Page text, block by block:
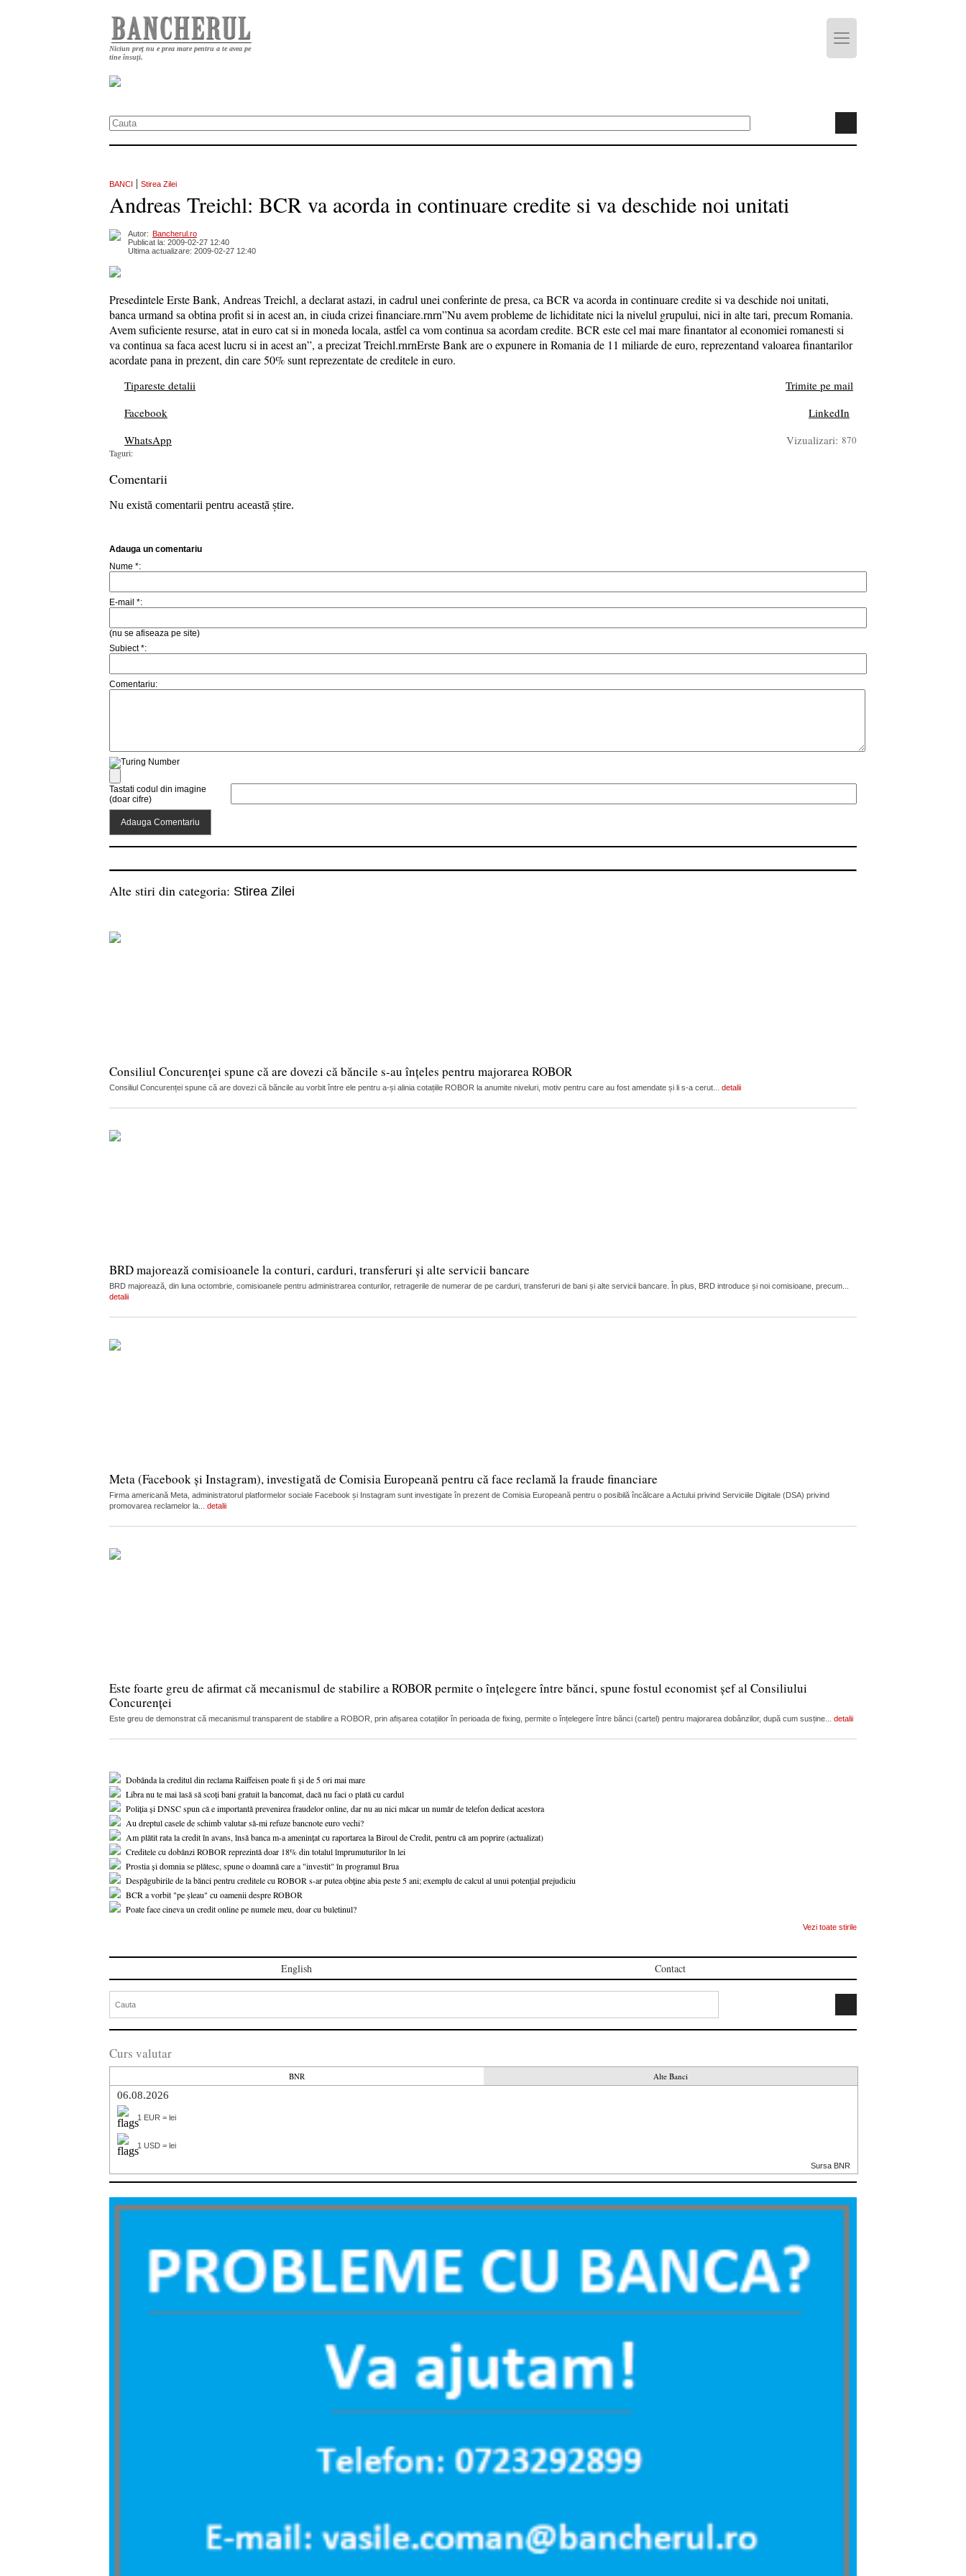
Niciun preț nu e prea mare pentru a te avea pe
tine însuți.
BANCI | Stirea Zilei
Andreas Treichl: BCR va acorda in continuare credite si va deschide noi unitati
Autor: Bancherul.ro
Publicat la: 2009-02-27 12:40
Ultima actualizare: 2009-02-27 12:40
Presedintele Erste Bank, Andreas Treichl, a declarat astazi, in cadrul unei conferinte de presa, ca BCR va acorda in continuare credite si va deschide noi unitati,
banca urmand sa obtina profit si in acest an, in ciuda crizei financiare.rnrn”Nu avem probleme de lichiditate nici la nivelul grupului, nici in alte tari, precum Romania.
Avem suficiente resurse, atat in euro cat si in moneda locala, astfel ca vom continua sa acordam credite. BCR este cel mai mare finantator al economiei romanesti si
va continua sa faca acest lucru si in acest an”, a precizat Treichl.rnrnErste Bank are o expunere in Romania de 11 miliarde de euro, reprezentand valoarea finantarilor
acordate pana in prezent, din care 50% sunt reprezentate de creditele in euro.
Tipareste detalii
Trimite pe mail
Facebook
LinkedIn
WhatsApp
Vizualizari: 870
Taguri:
Comentarii
Nu există comentarii pentru această știre.
Adauga un comentariu
Nume *:
E-mail *:
(nu se afiseaza pe site)
Subiect *:
Comentariu:
Tastati codul din imagine
(doar cifre)
Alte stiri din categoria: Stirea Zilei
Consiliul Concurenței spune că are dovezi că băncile s-au înțeles pentru majorarea ROBOR
Consiliul Concurenței spune că are dovezi că băncile au vorbit între ele pentru a-și alinia cotațiile ROBOR la anumite niveluri, motiv pentru care au fost amendate și li s-a cerut... detalii
BRD majorează comisioanele la conturi, carduri, transferuri și alte servicii bancare
BRD majorează, din luna octombrie, comisioanele pentru administrarea conturilor, retragerile de numerar de pe carduri, transferuri de bani și alte servicii bancare. În plus, BRD introduce și noi comisioane, precum...
detalii
Meta (Facebook și Instagram), investigată de Comisia Europeană pentru că face reclamă la fraude financiare
Firma americană Meta, administratorul platformelor sociale Facebook și Instagram sunt investigate în prezent de Comisia Europeană pentru o posibilă încălcare a Actului privind Serviciile Digitale (DSA) privind
promovarea reclamelor la... detalii
Este foarte greu de afirmat că mecanismul de stabilire a ROBOR permite o înțelegere între bănci, spune fostul economist șef al Consiliului
Concurenței
Este greu de demonstrat că mecanismul transparent de stabilire a ROBOR, prin afișarea cotațiilor în perioada de fixing, permite o înțelegere între bănci (cartel) pentru majorarea dobânzilor, după cum susține... detalii
Dobânda la creditul din reclama Raiffeisen poate fi și de 5 ori mai mare
Libra nu te mai lasă să scoți bani gratuit la bancomat, dacă nu faci o plată cu cardul
Poliția și DNSC spun că e importantă prevenirea fraudelor online, dar nu au nici măcar un număr de telefon dedicat acestora
Au dreptul casele de schimb valutar să-mi refuze bancnote euro vechi?
Am plătit rata la credit în avans, însă banca m-a amenințat cu raportarea la Biroul de Credit, pentru că am poprire (actualizat)
Creditele cu dobânzi ROBOR reprezintă doar 18% din totalul împrumuturilor în lei
Prostia și domnia se plătesc, spune o doamnă care a "investit" în programul Brua
Despăgubirile de la bănci pentru creditele cu ROBOR s-ar putea obține abia peste 5 ani; exemplu de calcul al unui potențial prejudiciu
BCR a vorbit "pe șleau" cu oamenii despre ROBOR
Poate face cineva un credit online pe numele meu, doar cu buletinul?
Vezi toate stirile
English Contact
Curs valutar
BNR Alte Banci
06.08.2026
1 EUR = lei
1 USD = lei
Sursa BNR